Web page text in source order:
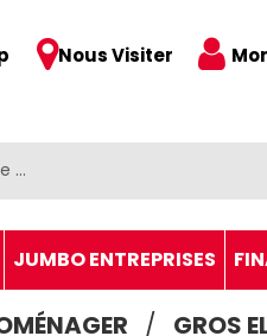
Nous Visiter
JUMBO ENTREPRISES
GROS